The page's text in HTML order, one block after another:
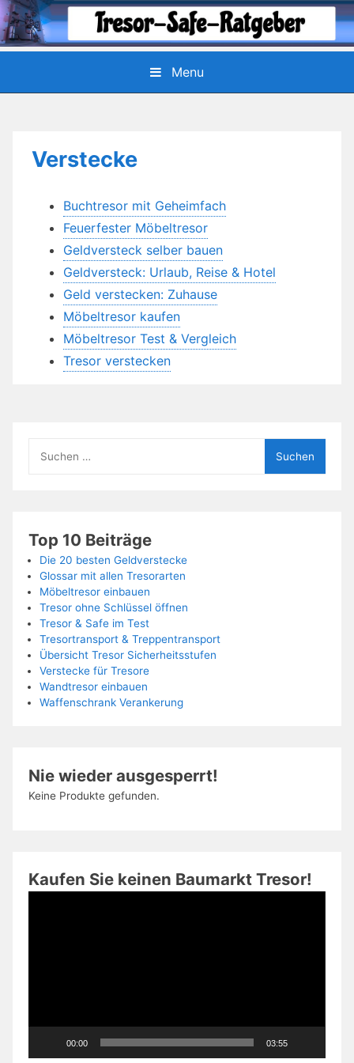
Skip
to
content
Menu
Verstecke
Buchtresor mit Geheimfach
Feuerfester Möbeltresor
Geldversteck selber bauen
Geldversteck: Urlaub, Reise & Hotel
Geld verstecken: Zuhause
Möbeltresor kaufen
Möbeltresor Test & Vergleich
Tresor verstecken
nach:
Top 10 Beiträge
Die 20 besten Geldverstecke
Glossar mit allen Tresorarten
Möbeltresor einbauen
Tresor ohne Schlüssel öffnen
Tresor & Safe im Test
Tresortransport & Treppentransport
Übersicht Tresor Sicherheitsstufen
Verstecke für Tresore
Wandtresor einbauen
Waffenschrank Verankerung
Nie wieder ausgesperrt!
Keine Produkte gefunden.
Kaufen Sie keinen Baumarkt Tresor!
00:00 03:55